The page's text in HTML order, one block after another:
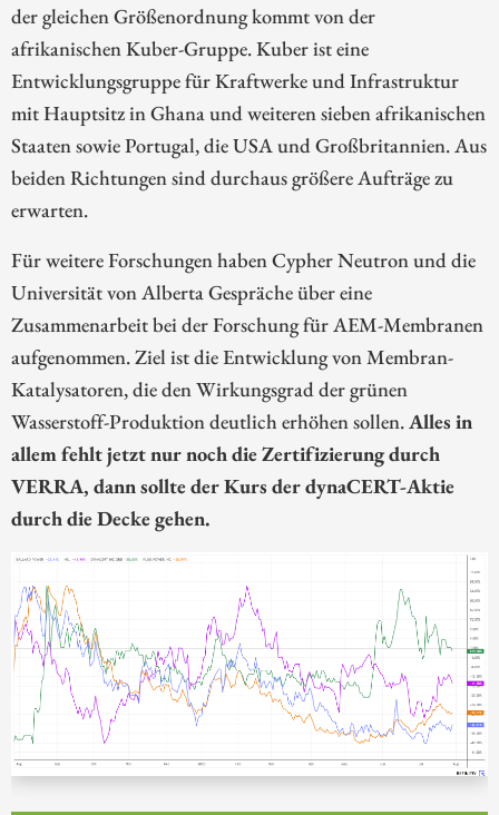
der gleichen Größenordnung kommt von der
afrikanischen Kuber-Gruppe. Kuber ist eine
Entwicklungsgruppe für Kraftwerke und Infrastruktur
mit Hauptsitz in Ghana und weiteren sieben afrikanischen
Staaten sowie Portugal, die USA und Großbritannien. Aus
beiden Richtungen sind durchaus größere Aufträge zu
erwarten.
Für weitere Forschungen haben Cypher Neutron und die
Universität von Alberta Gespräche über eine
Zusammenarbeit bei der Forschung für AEM-Membranen
aufgenommen. Ziel ist die Entwicklung von Membran-
Katalysatoren, die den Wirkungsgrad der grünen
Wasserstoff-Produktion deutlich erhöhen sollen.Alles in
allem fehlt jetzt nur noch die Zertifizierung durch
VERRA, dann sollte der Kurs der dynaCERT-Aktie
durch die Decke gehen.